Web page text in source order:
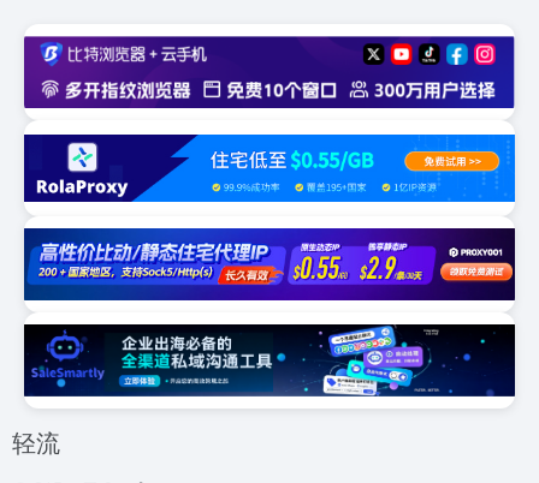
轻流